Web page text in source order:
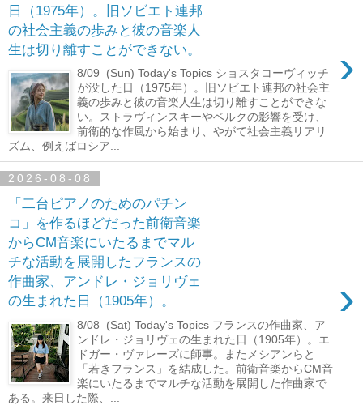
日（1975年）。旧ソビエト連邦
の社会主義の歩みと彼の音楽人
生は切り離すことができない。
›
8/09 (Sun) Today's Topics ショスタコーヴィッチ
が没した日（1975年）。旧ソビエト連邦の社会主
義の歩みと彼の音楽人生は切り離すことができな
い。ストラヴィンスキーやベルクの影響を受け、
前衛的な作風から始まり、やがて社会主義リアリ
ズム、例えばロシア...
2026-08-08
「二台ピアノのためのパチン
コ」を作るほどだった前衛音楽
からCM音楽にいたるまでマル
チな活動を展開したフランスの
作曲家、アンドレ・ジョリヴェ
の生まれた日（1905年）。
›
8/08 (Sat) Today's Topics フランスの作曲家、ア
ンドレ・ジョリヴェの生まれた日（1905年）。エ
ドガー・ヴァレーズに師事。またメシアンらと
「若きフランス」を結成した。前衛音楽からCM音
楽にいたるまでマルチな活動を展開した作曲家で
ある。来日した際、...